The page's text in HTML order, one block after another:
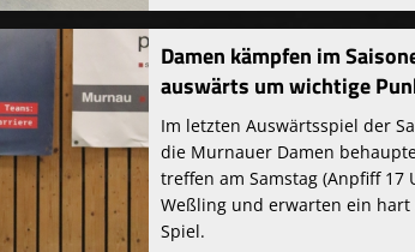
Damen kämpfen im
auswärts um wichtige
Im letzten Auswärtsspiel der
die Murnauer Damen
treffen am Samstag (Anpfiff 17
Weßling und erwarten ein hart
Spiel.